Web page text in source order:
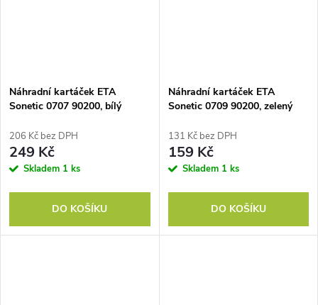
Náhradní kartáček ETA
Sonetic 0707 90200, bílý
206 Kč bez DPH
249 Kč
Skladem 1 ks
DO KOŠÍKU
Náhradní kartáček ETA
Sonetic 0709 90200, zelený
131 Kč bez DPH
159 Kč
Skladem 1 ks
DO KOŠÍKU